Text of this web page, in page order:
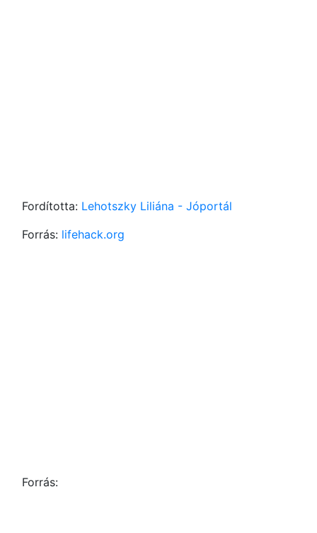
Fordította: Lehotszky Liliána - Jóportál
Forrás: lifehack.org
Forrás: